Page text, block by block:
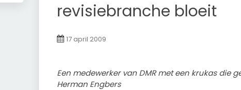
revisiebranche bloeit
17 april 2009
Een medewerker van DMR met een krukas die
Herman Engbers